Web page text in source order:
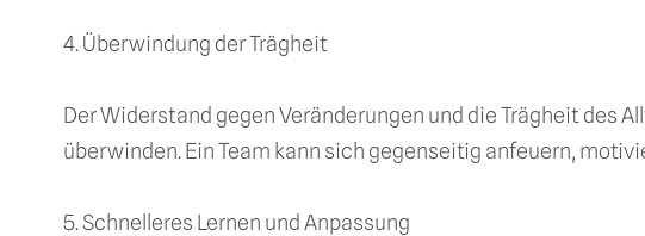
4. Überwindung der Trägheit
Der Widerstand gegen Veränderungen und die Trägheit des
überwinden. Ein Team kann sich gegenseitig anfeuern,
5. Schnelleres Lernen und Anpassung